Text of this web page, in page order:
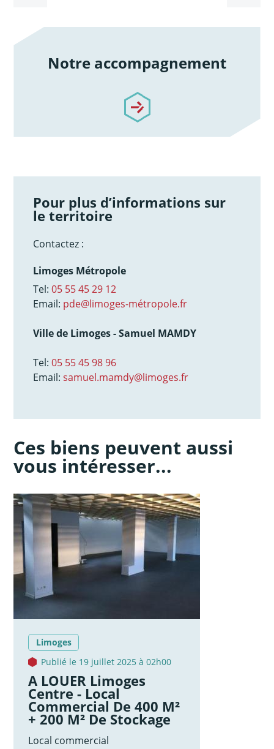
Notre accompagnement
/notre-accompagnement
Pour plus d’informations sur
le territoire
Contactez :
Limoges Métropole
Tel:05 55 45 29 12
Email: pde@limoges-métropole.fr
Ville de Limoges - Samuel MAMDY
Tel:05 55 45 98 96
Email:samuel.mamdy@limoges.fr
Ces biens peuvent aussi
vous intéresser...
Limoges
Publié le 19 juillet 2025 à 02h00
A LOUER Limoges
Centre - Local
Commercial De 400 M²
+ 200 M² De Stockage
Local commercial